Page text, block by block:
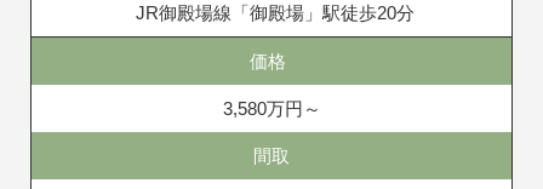
JR御殿場線「御殿場」駅徒歩20分
価格
3,580万円～
間取